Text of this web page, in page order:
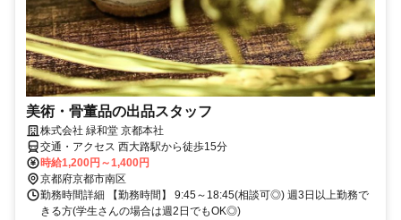
美術・骨董品の出品スタッフ
株式会社 緑和堂 京都本社
交通・アクセス 西大路駅から徒歩15分
時給1,200円～1,400円
京都府京都市南区
勤務時間詳細 【勤務時間】 9:45～18:45(相談可◎) 週3日以上勤務で
きる方(学生さんの場合は週2日でもOK◎)